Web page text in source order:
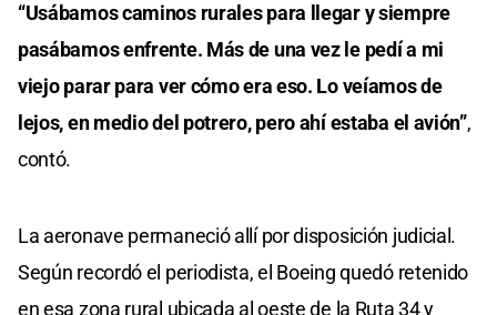
“Usábamos caminos rurales para llegar y siempre
pasábamos enfrente. Más de una vez le pedí a mi
viejo parar para ver cómo era eso. Lo veíamos de
lejos, en medio del potrero, pero ahí estaba el avión”,
contó.
La aeronave permaneció allí por disposición judicial.
Según recordó el periodista, el Boeing quedó retenido
en esa zona rural ubicada al oeste de la Ruta 34 y